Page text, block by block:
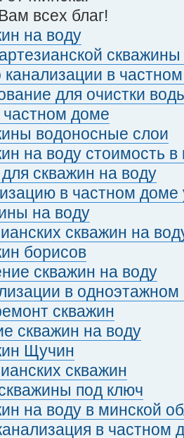
всех благ!
на воду
канализации в
для очистки
частном доме
водоносные слои
на воду стоимость
скважин на воду
в частном доме
на воду
скважин на
борисов
скважин на воду
в
скважин
скважин на воду
Щучин
скважин
под ключ
на воду в минской
в частном